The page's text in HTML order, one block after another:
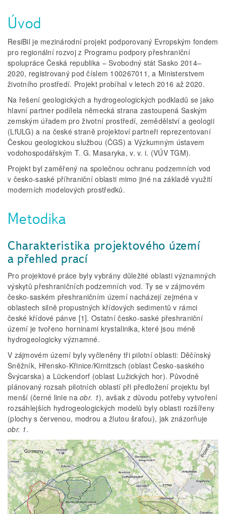
Úvod
ResiBil je mezinárodní projekt podporovaný Evropským fondem
pro regionální rozvoj z Programu podpory přeshraniční
spolupráce Česká republika – Svobodný stát Sasko 2014–
2020, registrovaný pod číslem 100267011, a Ministerstvem
životního prostředí. Projekt probíhal v letech 2016 až 2020.
Na řešení geologických a hydrogeologických podkladů se jako
hlavní partner podílela německá strana zastoupená Saským
zemským úřadem pro životní prostředí, zemědělství a geologii
(LfULG) a na české straně projektoví partneři reprezentovaní
Českou geologickou službou (ČGS) a Výzkumným ústavem
vodohospodářským T. G. Masaryka, v. v. i. (VÚV TGM).
Projekt byl zaměřený na společnou ochranu podzemních vod
v česko-saské příhraniční oblasti mimo jiné na základě využití
moderních modelových prostředků.
Metodika
Charakteristika projektového území
a přehled prací
Pro projektové práce byly vybrány důležité oblasti významných
výskytů přeshraničních podzemních vod. Ty se v zájmovém
česko-saském přeshraničním území nacházejí zejména v
oblastech silně propustných křídových sedimentů v rámci
české křídové pánve [1]. Ostatní česko-saské přeshraniční
území je tvořeno horninami krystalinika, které jsou méně
hydrogeologicky významné.
V zájmovém území byly vyčleněny tři pilotní oblasti: Děčínský
Sněžník, Hřensko-Křinice/Kirnitzsch (oblast Česko-saského
Švýcarska) a Lückendorf (oblast Lužických hor). Původně
plánovaný rozsah pilotních oblastí při předložení projektu byl
menší (černé linie naobr. 1), avšak z důvodu potřeby vytvoření
rozsáhlejších hydrogeologických modelů byly oblasti rozšířeny
(plochy s červenou, modrou a žlutou šrafou), jak znázorňuje
obr. 1.